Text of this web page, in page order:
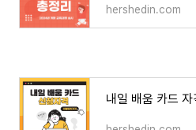
hershedin.com
내일 배움 카드